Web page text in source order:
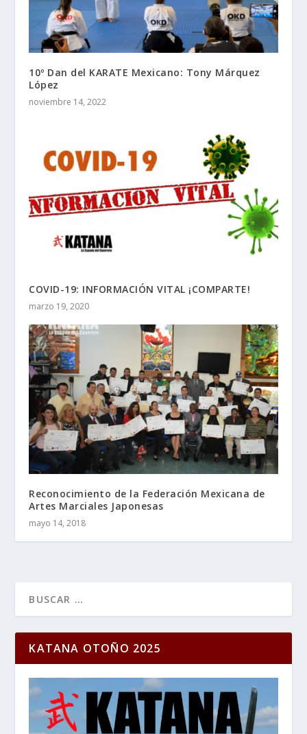
10º Dan del KARATE Mexicano: Tony Márquez
López
noviembre 14, 2022
COVID-19: INFORMACIÓN VITAL ¡COMPARTE!
marzo 19, 2020
Reconocimiento de la Federación Mexicana de
Artes Marciales Japonesas
mayo 14, 2018
KATANA OTOÑO 2025